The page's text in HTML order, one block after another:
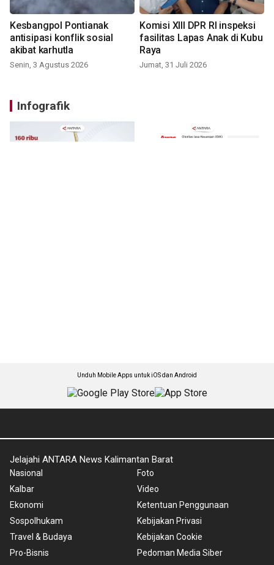
Kesbangpol Pontianak
antisipasi konflik sosial
akibat karhutla
Senin, 3 Agustus 2026
Komisi XIII DPR RI inspeksi
fasilitas Lapas Anak di Kubu
Raya
Jumat, 31 Juli 2026
Infografik
Unduh Mobile Apps untuk iOS dan Android
Jelajahi ANTARA News Kalimantan Barat
Nasional
Kalbar
Ekonomi
Sospolhukam
Travel & Budaya
Pro-Bisnis
Foto
Video
Ketentuan Penggunaan
Kebijakan Privasi
Kebijakan Cookie
Pedoman Media Siber